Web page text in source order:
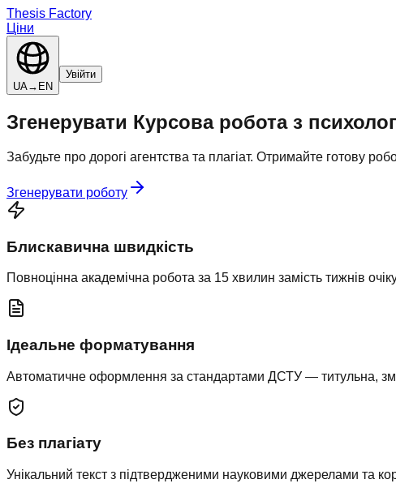
Thesis Factory
Ціни
UA→ EN
Увійти
Згенерувати Курсова робота з
Забудьте про дорогі агентства та плагіат. Отримайте готову
Згенерувати роботу
Блискавична швидкість
Повноцінна академічна робота за 15 хвилин замість тижнів
Ідеальне форматування
Автоматичне оформлення за стандартами ДСТУ — титульна,
Без плагіату
Унікальний текст з підтвердженими науковими джерелами та